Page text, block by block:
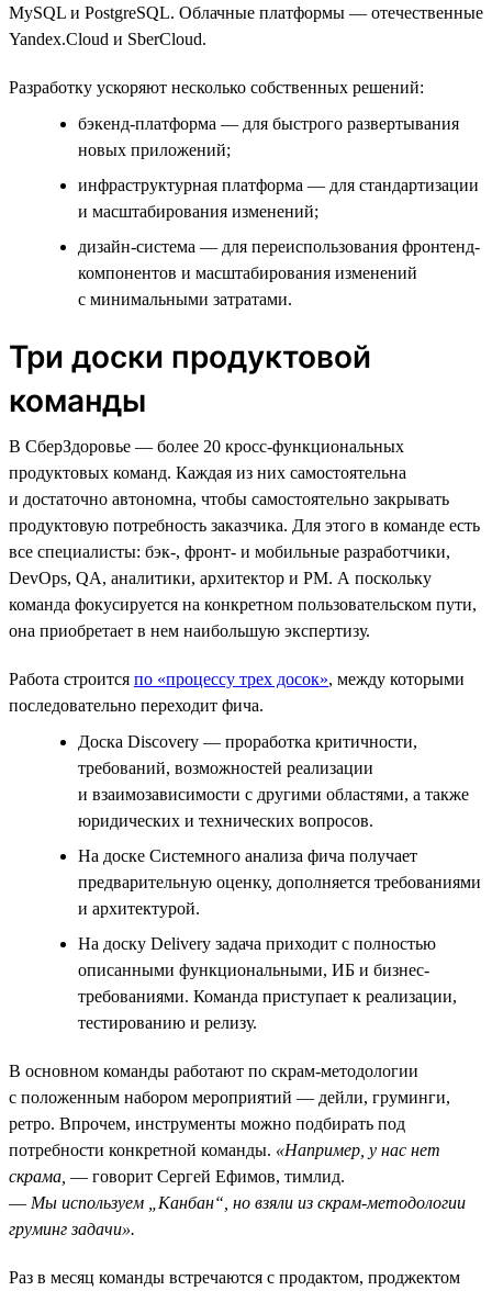
MySQL и PostgreSQL. Облачные платформы — отечественные
Yandex.Cloud и SberCloud.
Разработку ускоряют несколько собственных решений:
бэкенд-платформа — для быстрого развертывания
новых приложений;
инфраструктурная платформа — для стандартизации
и масштабирования изменений;
дизайн-система — для переиспользования фронтенд-
компонентов и масштабирования изменений
с минимальными затратами.
Три доски продуктовой
команды
В СберЗдоровье — более 20 кросс-функциональных
продуктовых команд. Каждая из них самостоятельна
и достаточно автономна, чтобы самостоятельно закрывать
продуктовую потребность заказчика. Для этого в команде есть
все специалисты: бэк-, фронт- и мобильные разработчики,
DevOps, QA, аналитики, архитектор и PM. А поскольку
команда фокусируется на конкретном пользовательском пути,
она приобретает в нем наибольшую экспертизу.
Работа строится по «процессу трех досок», между которыми
последовательно переходит фича.
Доска Discovery — проработка критичности,
требований, возможностей реализации
и взаимозависимости с другими областями, а также
юридических и технических вопросов.
На доске Системного анализа фича получает
предварительную оценку, дополняется требованиями
и архитектурой.
На доску Delivery задача приходит с полностью
описанными функциональными, ИБ и бизнес-
требованиями. Команда приступает к реализации,
тестированию и релизу.
В основном команды работают по скрам-методологии
с положенным набором мероприятий — дейли, груминги,
ретро. Впрочем, инструменты можно подбирать под
потребности конкретной команды. «Например, у нас нет
скрама, — говорит Сергей Ефимов, тимлид.
— Мы используем „Канбан“, но взяли из скрам-методологии
груминг задачи».
Раз в месяц команды встречаются с продактом, проджектом